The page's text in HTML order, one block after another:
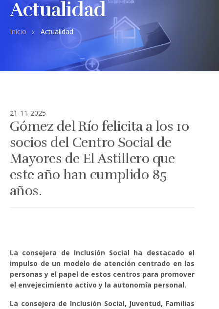
Actualidad
Inicio Actualidad
21-11-2025
Gómez del Río felicita a los 10
socios del Centro Social de
Mayores de El Astillero que
este año han cumplido 85
años.
La consejera de Inclusión Social ha destacado el
impulso de un modelo de atención centrado en las
personas y el papel de estos centros para promover
el envejecimiento activo y la autonomía personal.
La consejera de Inclusión Social, Juventud, Familias